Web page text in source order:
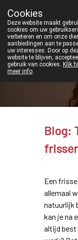
Vandaag Nu
Blog:
Een
allemaal
natuurlijk
kan je na
altijd best
Cookies
Deze website maakt
cookies om uw
verbeteren en om onze
aanbiedingen aan te
uw interesses. Door op
website te blijven,
gebruik van cookies. Klik
meer info.